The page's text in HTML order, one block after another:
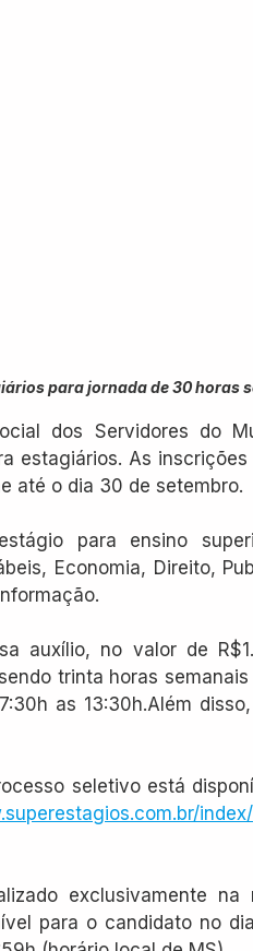
para jornada de 30 horas
dos Servidores do
estagiários. As
até o dia 30 de setembro.
para ensino
Economia, Direito,
auxílio, no valor de
trinta horas
as 13:30h.Além
seletivo está
exclusivamente na
para o candidato no